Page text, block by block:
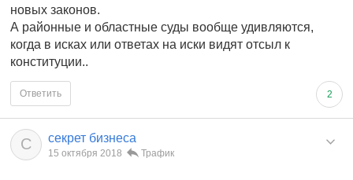
новых законов.
А районные и областные суды вообще удивляются,
когда в исках или ответах на иски видят отсыл к
конституции..
2
Ответить
С секрет бизнеса
15 октября 2018 Трафик